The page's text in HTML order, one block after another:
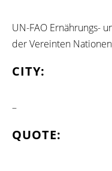
UN-FAO Ernährungs-
der Vereinten
CITY:
–
QUOTE: